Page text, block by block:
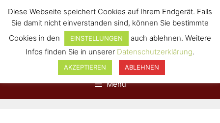
Menü
Diese Webseite speichert Cookies auf Ihrem Endgerät. Falls
Sie damit nicht einverstanden sind, können Sie bestimmte
Cookies in den
EINSTELLUNGEN
auch ablehnen. Weitere
Infos finden Sie in unserer Datenschutzerklärung.
AKZEPTIEREN ABLEHNEN